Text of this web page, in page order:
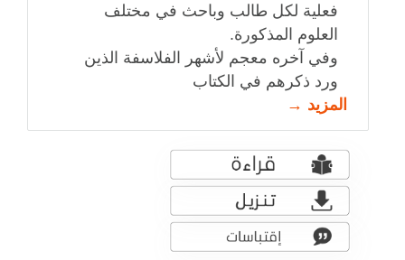
فعلية لكل طالب وباحث في مختلف
العلوم المذكورة.
وفي آخره معجم لأشهر الفلاسفة الذين
ورد ذكرهم في الكتاب
المزيد →